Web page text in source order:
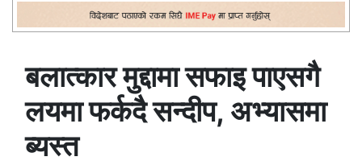
बलात्कार मुद्दामा सफाइ पाएसगै
लयमा फर्कदै सन्दीप, अभ्यासमा
ब्यस्त